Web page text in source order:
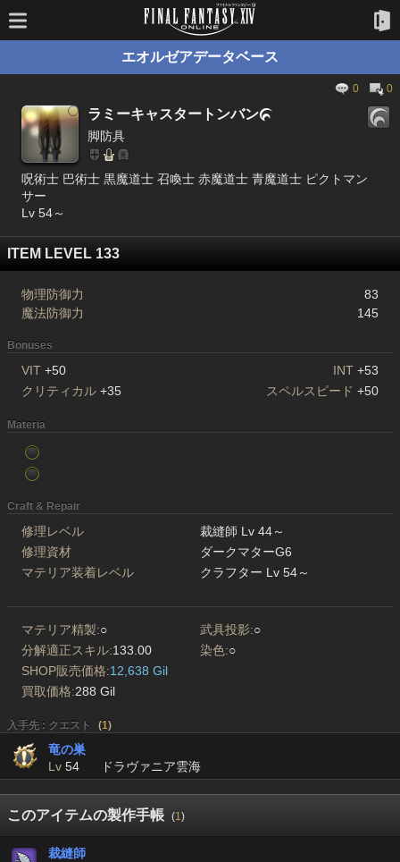
エオルゼアデータベース
0 0
ラミーキャスタートンバン
脚防具
呪術士 巴術士 黒魔道士 召喚士 赤魔道士 青魔道士 ピクトマン
サー
Lv 54～
ITEM LEVEL 133
物理防御力
83
魔法防御力
145
Bonuses
VIT +50 INT +53
クリティカル +35 スペルスピード +50
Materia
Craft & Repair
修理レベル
裁縫師 Lv 44～
修理資材
ダークマターG6
マテリア装着レベル
クラフター Lv 54～
マテリア精製:○ 武具投影:○
分解適正スキル:133.00 染色:○
SHOP販売価格:12,638 Gil
買取価格:288 Gil
入手先 : クエスト (1)
竜の巣
Lv 54 ドラヴァニア雲海
このアイテムの製作手帳 (1)
裁縫師